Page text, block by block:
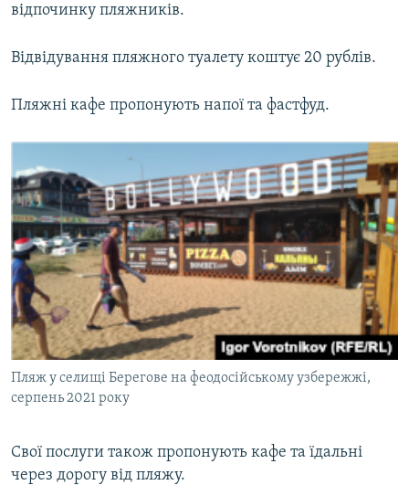
відпочинку пляжників.
Відвідування пляжного туалету коштує 20 рублів.
Пляжні кафе пропонують напої та фастфуд.
Пляж у селищі Берегове на феодосійському узбережжі,
серпень 2021 року
Свої послуги також пропонують кафе та їдальні
через дорогу від пляжу.